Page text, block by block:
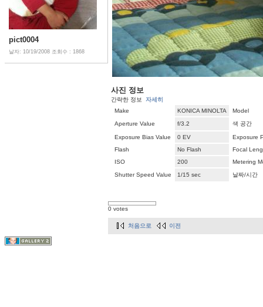
pict0004
날자: 10/19/2008 조회수 : 1868
사진 정보
간략한 정보 자세히
Make
KONICA MINOLTA
Model
Aperture Value
f/3.2 색 공간
Exposure Bias Value 0 EV
Exposure
Flash
No Flash
Focal
ISO
200
Metering
Shutter Speed Value
1/15 sec 날짜/시간
0 votes
처음으로 이전